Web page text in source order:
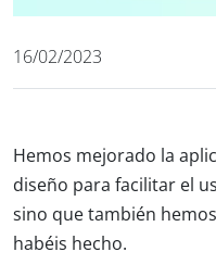
16/02/2023
Hemos mejorado la
diseño para facilitar el
sino que también
habéis hecho.